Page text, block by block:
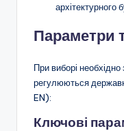
архітектурного
Параметри
При виборі необхідно
регулюються
EN):
Ключові